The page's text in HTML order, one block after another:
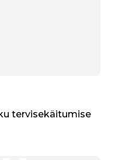
tervisekäitumise